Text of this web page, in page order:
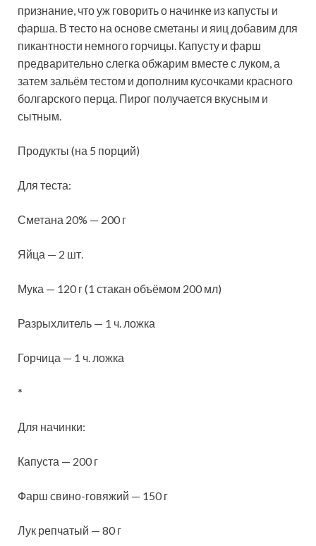
признание, что уж говорить о начинке из капусты и
фарша. В тесто на основе сметаны и яиц добавим для
пикантности немного горчицы. Капусту и фарш
предварительно слегка обжарим вместе с луком, а
затем зальём тестом и дополним кусочками красного
болгарского перца. Пирог получается вкусным и
сытным.
Продукты (на 5 порций)
Для теста:
Сметана 20% — 200 г
Яйца — 2 шт.
Мука — 120 г (1 стакан объёмом 200 мл)
Разрыхлитель — 1 ч. ложка
Горчица — 1 ч. ложка
*
Для начинки:
Капуста — 200 г
Фарш свино-говяжий — 150 г
Лук репчатый — 80 г